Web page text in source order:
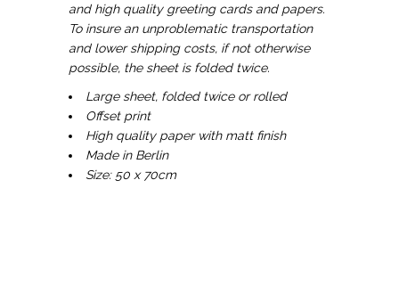
and high quality greeting cards and papers.
To insure an unproblematic transportation
and lower shipping costs, if not otherwise
possible, the sheet is folded twice.
Large sheet, folded twice or rolled
Offset print
High quality paper with matt finish
Made in Berlin
Size: 50 x 70cm